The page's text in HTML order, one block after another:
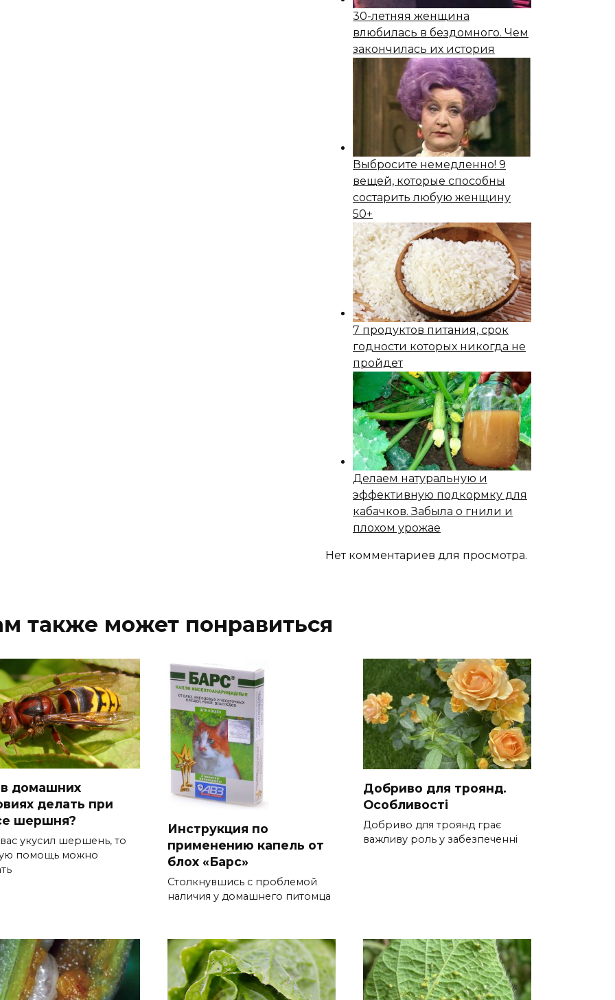
30-летняя женщина
влюбилась в бездомного. Чем
закончилась их история
Выбросите немедленно! 9
вещей, которые способны
состapить любую женщину
50+
7 продуктов питания, срок
годности которых никогда не
пройдет
Делаем натуральную и
эффективную подкормку для
кабачков. Забыла о гнили и
плохом урожае
Нет комментариев для просмотра.
также может понравиться
домашних
делать при
шершня?
укусил шершень, то
помощь можно
Инструкция по
применению капель от
блох «Барс»
Столкнувшись с проблемой
наличия у домашнего питомца
Добриво для троянд.
Особливості
Добриво для троянд грає
важливу роль у забезпеченні